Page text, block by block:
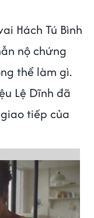
Hách Tú Bình
nộ chứng
thể làm gì.
Lệ Dĩnh đã
tiếp của